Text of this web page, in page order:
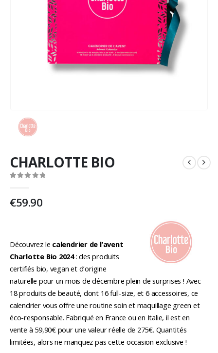
CHARLOTTE BIO
€59.90
Découvrez le calendrier de l’avent
Charlotte Bio 2024: des produits
certifiés bio, vegan et d’origine
naturelle pour un mois de décembre plein de surprises ! Avec
18 produits de beauté, dont 16 full-size, et 6 accessoires, ce
calendrier vous offre une routine soin et maquillage green et
éco-responsable. Fabriqué en France ou en Italie, il est en
vente à 59,90€ pour une valeur réelle de 275€. Quantités
limitées, alors ne manquez pas cette occasion exclusive !